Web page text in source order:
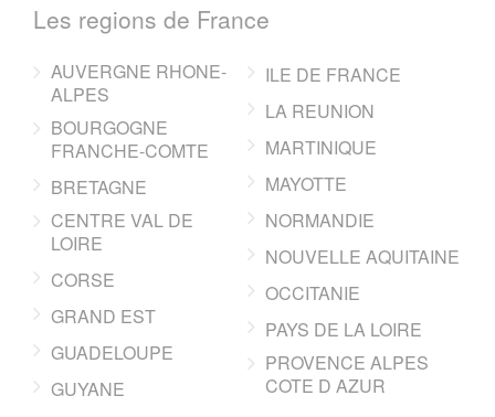
Les regions de France
AUVERGNE RHONE-
ALPES
BOURGOGNE
FRANCHE-COMTE
BRETAGNE
CENTRE VAL DE
LOIRE
CORSE
GRAND EST
GUADELOUPE
GUYANE
ILE DE FRANCE
LA REUNION
MARTINIQUE
MAYOTTE
NORMANDIE
NOUVELLE AQUITAINE
OCCITANIE
PAYS DE LA LOIRE
PROVENCE ALPES
COTE D AZUR